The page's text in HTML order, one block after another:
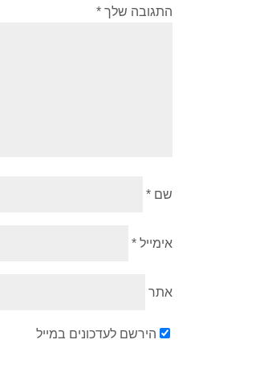
התגובה שלך*
שם*
אימייל*
אתר
הירשם לעדכונים במייל